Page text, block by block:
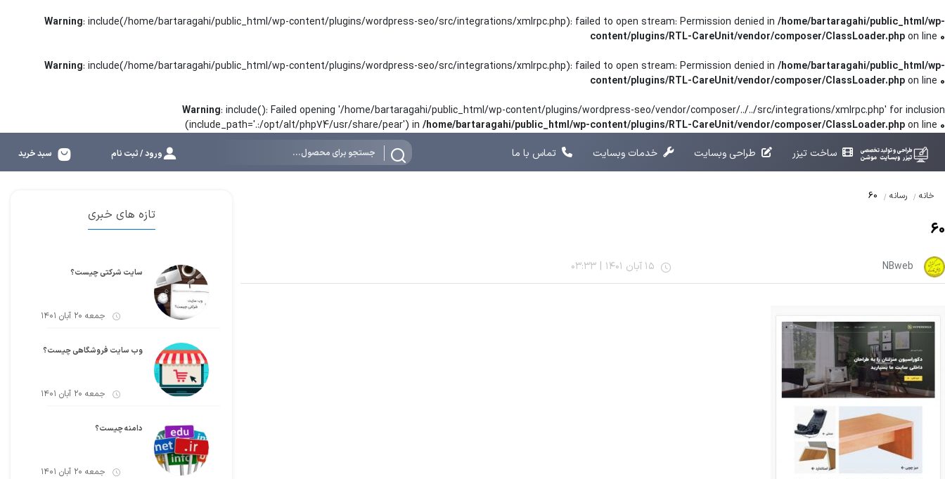
Warning: include(/home/bartaragahi/public_html/wp-content/plugins/wordpress-seo/src/integrations/xmlrpc.php): failed to open stream: Permission denied in /home/bartaragahi/public_html/wp-
content/plugins/RTL-CareUnit/vendor/composer/ClassLoader.phpon line 0
Warning: include(/home/bartaragahi/public_html/wp-content/plugins/wordpress-seo/src/integrations/xmlrpc.php): failed to open stream: Permission denied in /home/bartaragahi/public_html/wp-
content/plugins/RTL-CareUnit/vendor/composer/ClassLoader.phpon line 0
Warning: include(): Failed opening '/home/bartaragahi/public_html/wp-content/plugins/wordpress-seo/vendor/composer/../../src/integrations/xmlrpc.php' for inclusion
(include_path='.:/opt/alt/php74/usr/share/pear') in /home/bartaragahi/public_html/wp-content/plugins/RTL-CareUnit/vendor/composer/ClassLoader.phpon line 0
ساخت تیزر
طراحی وبسایت خدمات وبسایت تماس با ما ورود / ثبت نام سبد خرید
خانه رسانه
60
NBweb 15 آبان 1401 |
03:33
تازه های خبری
سایت شرکتی چیست؟
جمعه 20 آبان 1401
وب سایت فروشگاهی چیست؟
جمعه 20 آبان 1401
دامنه چیست؟
جمعه 20 آبان 1401